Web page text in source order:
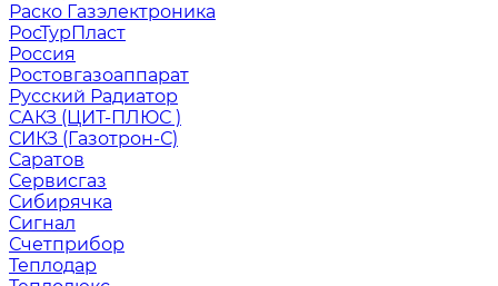
Раско Газэлектроника
РосТурПласт
Россия
Ростовгазоаппарат
Русский Радиатор
САКЗ (ЦИТ-ПЛЮС )
СИКЗ (Газотрон-С)
Саратов
Сервисгаз
Сибирячка
Сигнал
Счетприбор
Теплодар